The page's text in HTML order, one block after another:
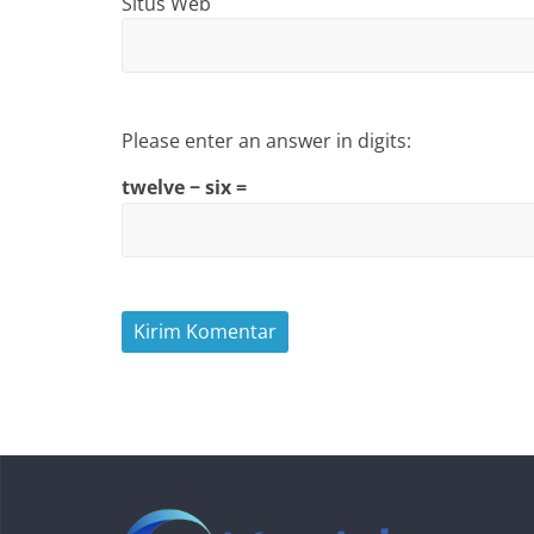
Please enter an answer in digits:
twelve − six =